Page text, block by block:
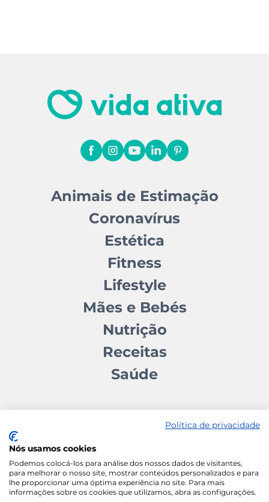
Animais de Estimação
Coronavírus
Estética
Fitness
Lifestyle
Mães e Bebés
Nutrição
Receitas
Saúde
Contactos Quem somos Autores
Estatuto Editorial
Ficha Técnica
Manifesto
Política de privacidade
Nós usamos cookies
Podemos colocá-los para análise dos nossos dados de visitantes,
para melhorar o nosso site, mostrar conteúdos personalizados e para
lhe proporcionar uma óptima experiência no site. Para mais
informações sobre os cookies que utilizamos, abra as configurações.